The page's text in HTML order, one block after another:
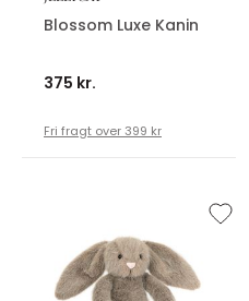
Blossom Luxe Kanin
375 kr.
Fri fragt over 399 kr